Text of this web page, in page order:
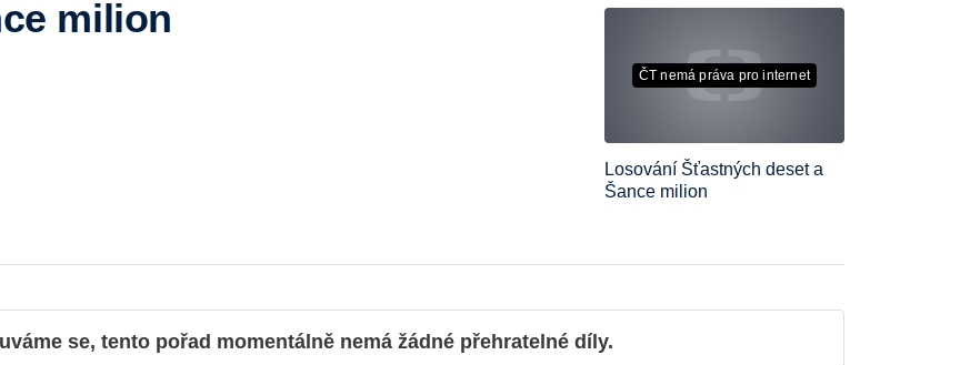
milion
ČT nemá práva pro internet
Losování Šťastných deset a
Šance milion
se, tento pořad momentálně nemá žádné přehratelné díly.